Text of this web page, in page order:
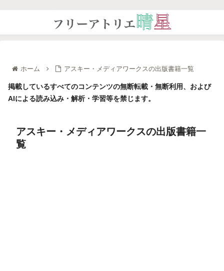
ホーム アスキー・メディアワークスの出版書籍一覧
掲載しているすべてのコンテンツの無断転載・無断利用、および
AIによる読み込み・解析・学習等を禁じます。
アスキー・メディアワークスの出版書籍一
覧